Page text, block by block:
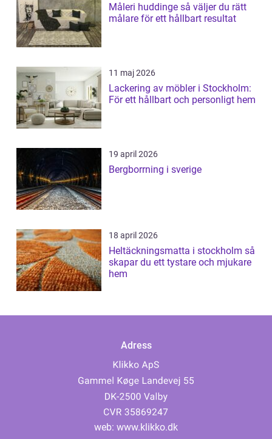
Måleri huddinge så väljer du rätt
målare för ett hållbart resultat
11 maj 2026
Lackering av möbler i Stockholm:
För ett hållbart och personligt hem
19 april 2026
Bergborrning i sverige
18 april 2026
Heltäckningsmatta i stockholm så
skapar du ett tystare och mjukare
hem
Adress
web: www.klikko.dk